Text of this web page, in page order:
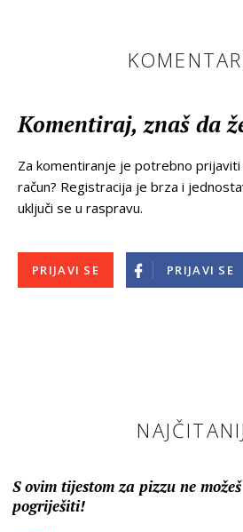
Komentiraj, znaš da
Za komentiranje je potrebno prijaviti
račun? Registracija je brza i
uključi se u raspravu.
PRIJAVI SE PRIJAVI SE
S ovim tijestom za pizzu ne možeš
pogriješiti!